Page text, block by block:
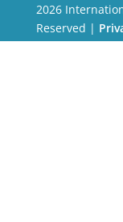
2026
Reserved |